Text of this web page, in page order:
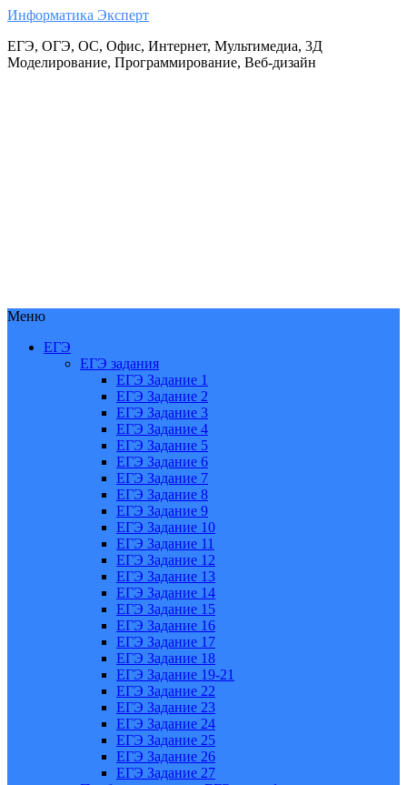
Информатика Эксперт
ЕГЭ, ОГЭ, ОС, Офис, Интернет, Мультимедиа, 3Д
Моделирование, Программирование, Веб-дизайн
Меню
ЕГЭ
ЕГЭ задания
ЕГЭ Задание 1
ЕГЭ Задание 2
ЕГЭ Задание 3
ЕГЭ Задание 4
ЕГЭ Задание 5
ЕГЭ Задание 6
ЕГЭ Задание 7
ЕГЭ Задание 8
ЕГЭ Задание 9
ЕГЭ Задание 10
ЕГЭ Задание 11
ЕГЭ Задание 12
ЕГЭ Задание 13
ЕГЭ Задание 14
ЕГЭ Задание 15
ЕГЭ Задание 16
ЕГЭ Задание 17
ЕГЭ Задание 18
ЕГЭ Задание 19-21
ЕГЭ Задание 22
ЕГЭ Задание 23
ЕГЭ Задание 24
ЕГЭ Задание 25
ЕГЭ Задание 26
ЕГЭ Задание 27